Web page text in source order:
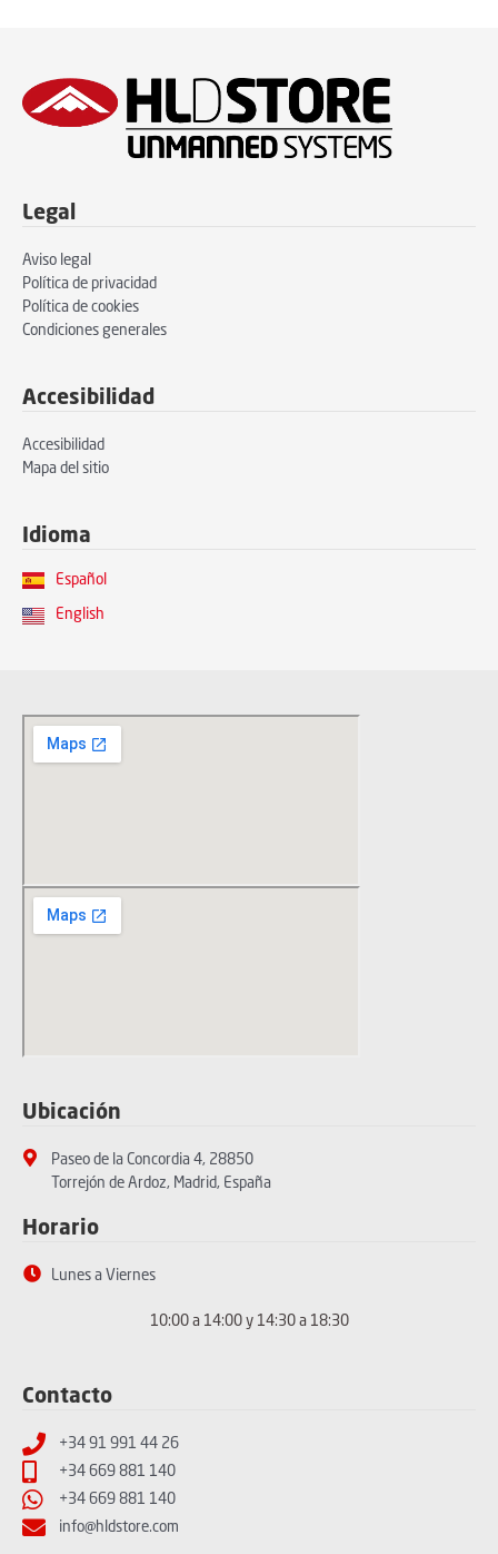
Legal
Aviso legal
Política de privacidad
Política de cookies
Condiciones generales
Accesibilidad
Accesibilidad
Mapa del sitio
Idioma
Español
English
Ubicación
Paseo de la Concordia 4, 28850
Torrejón de Ardoz, Madrid, España
Horario
Lunes a Viernes
10:00 a 14:00 y 14:30 a 18:30
Contacto
+34 91 991 44 26
+34 669 881 140
+34 669 881 140
info@hldstore.com